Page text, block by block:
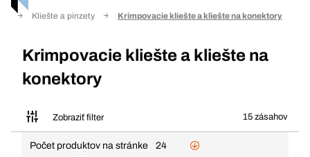
Kliešte a pinzety Krimpovacie kliešte a kliešte na konektory
Krimpovacie kliešte a kliešte na
konektory
Zobraziť filter 15 zásahov
Počet produktov na stránke
24